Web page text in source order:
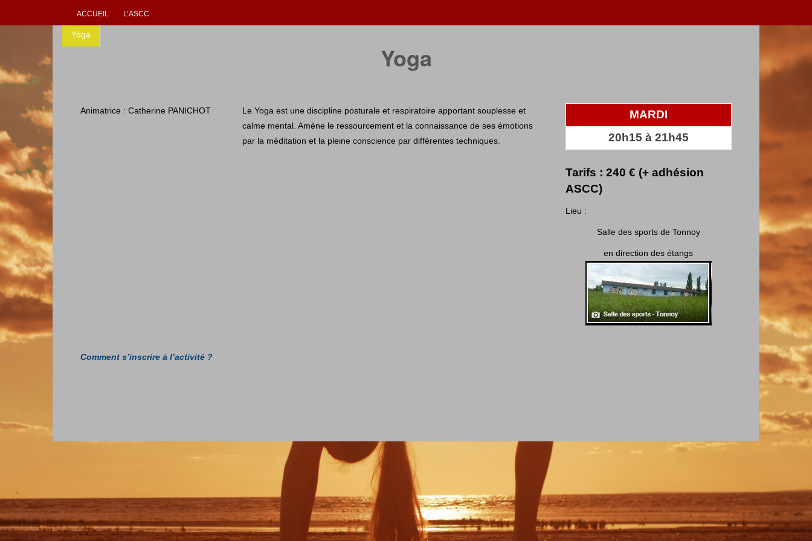
ACCUEIL L’ASCC
Yoga
Yoga
Animatrice : Catherine PANICHOT
Le Yoga est une discipline posturale et respiratoire apportant souplesse et
calme mental. Amène le ressourcement et la connaissance de ses émotions
par la méditation et la pleine conscience par différentes techniques.
MARDI
20h15 à 21h45
Tarifs : 240 € (+ adhésion
ASCC)
Lieu :
Salle des sports de Tonnoy
en direction des étangs
Comment s’inscrire à l’activité ?